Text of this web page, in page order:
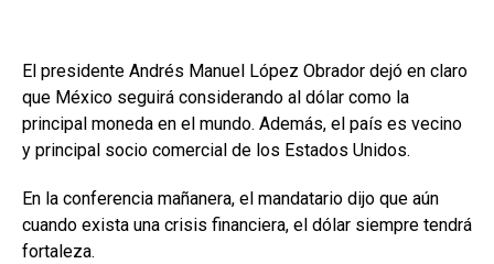
El presidente Andrés Manuel López Obrador dejó en claro
que México seguirá considerando al dólar como la
principal moneda en el mundo. Además, el país es vecino
y principal socio comercial de los Estados Unidos.
En la conferencia mañanera, el mandatario dijo que aún
cuando exista una crisis financiera, el dólar siempre tendrá
fortaleza.